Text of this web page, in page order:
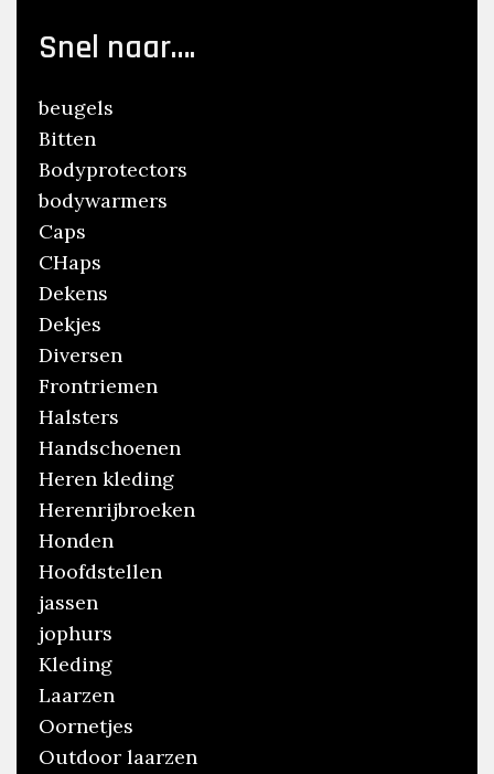
Snel naar….
beugels
Bitten
Bodyprotectors
bodywarmers
Caps
CHaps
Dekens
Dekjes
Diversen
Frontriemen
Halsters
Handschoenen
Heren kleding
Herenrijbroeken
Honden
Hoofdstellen
jassen
jophurs
Kleding
Laarzen
Oornetjes
Outdoor laarzen